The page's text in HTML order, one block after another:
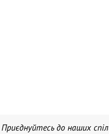
Приєднуйтесь до наших